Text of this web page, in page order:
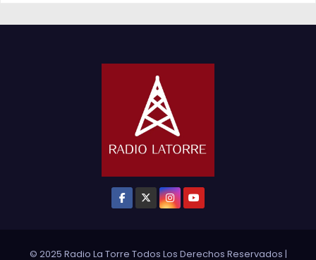
© 2025 Radio La Torre Todos Los Derechos Reservados |